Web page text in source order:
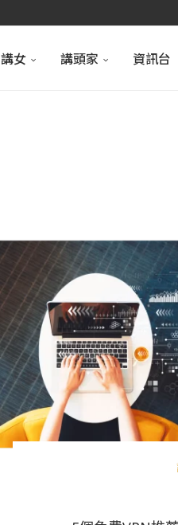
講女 講頭家 資訊台